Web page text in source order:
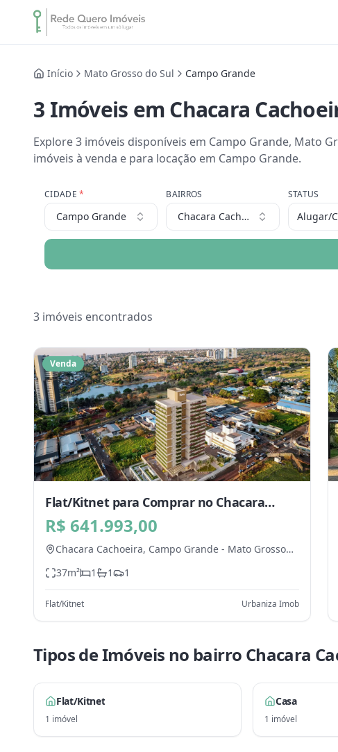
Início Mato Grosso do Sul Campo Grande
3 Imóveis em Chacara
Explore3 imóveis disponíveis em Campo Grande, Mato
imóveis à venda e para locação em Campo Grande.
CIDADE*
Campo Grande
BAIRROS
Chacara Cachoeira
STATUS
Alugar/
3 imóveis encontrados
Venda
Flat/Kitnet para Comprar no Chacara
Cachoeira, Campo Grande - MS
R$ 641.993,00
Chacara Cachoeira, Campo Grande- Mato Grosso
37m² 1 1 1
Flat/Kitnet Urbaniza Imob
Tipos de Imóveis no bairro Chacara
Flat/Kitnet
1 imóvel
Casa
1 imóvel